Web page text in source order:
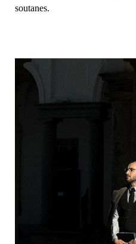
soutanes.